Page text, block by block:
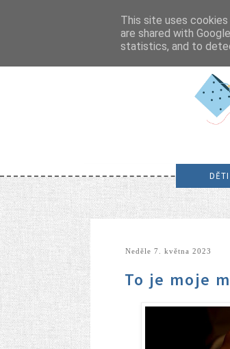
DĚTI
neděle 7. května 2023
To je moje
This site uses
are shared with
statistics, and to